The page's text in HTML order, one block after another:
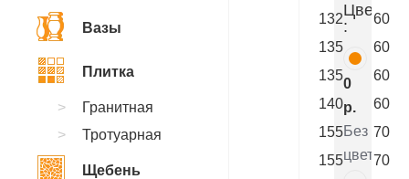
132
60
135
60
135
60
140
60
155
70
155
70
Цветник
:
0
р.
Без
цветника
Вазы
Плитка
Гранитная
Тротуарная
Щебень